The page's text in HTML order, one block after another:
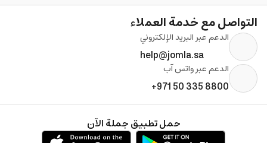
التواصل مع خدمة العملاء
الدعم عبر البريد الإلكتروني
help@jomla.sa
الدعم عبر واتس آب
+971 50 335 8800
حمل تطبيق جملة الآن